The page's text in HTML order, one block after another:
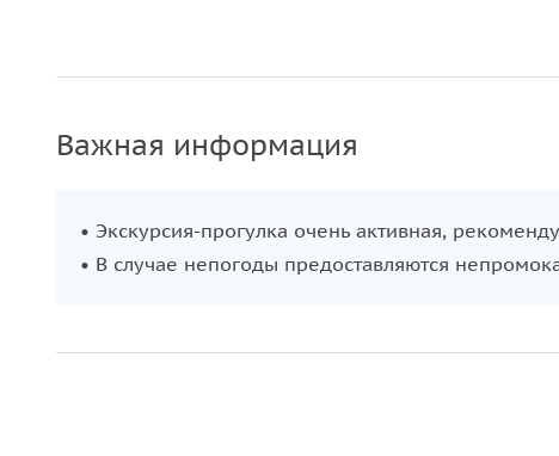
Важная информация
• Экскурсия-прогулка очень активная,
• В случае непогоды предоставляются